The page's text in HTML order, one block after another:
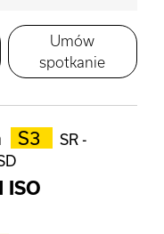
Umów
spotkanie
S3
SR -
ISO